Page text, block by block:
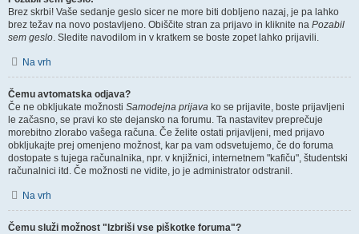
Brez skrbi! Vaše sedanje geslo sicer ne more biti dobljeno nazaj, je pa lahko
brez težav na novo postavljeno. Obiščite stran za prijavo in kliknite na Pozabil
sem geslo. Sledite navodilom in v kratkem se boste zopet lahko prijavili.
Na vrh
Čemu avtomatska odjava?
Če ne obkljukate možnosti Samodejna prijava ko se prijavite, boste prijavljeni
le začasno, se pravi ko ste dejansko na forumu. Ta nastavitev preprečuje
morebitno zlorabo vašega računa. Če želite ostati prijavljeni, med prijavo
obkljukajte prej omenjeno možnost, kar pa vam odsvetujemo, če do foruma
dostopate s tujega računalnika, npr. v knjižnici, internetnem "kafiču", študentski
računalnici itd. Če možnosti ne vidite, jo je administrator odstranil.
Na vrh
Čemu služi možnost "Izbriši vse piškotke foruma"?